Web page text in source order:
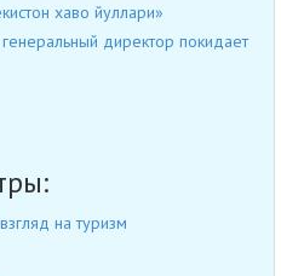
хаво йуллари»
директор покидает
на туризм